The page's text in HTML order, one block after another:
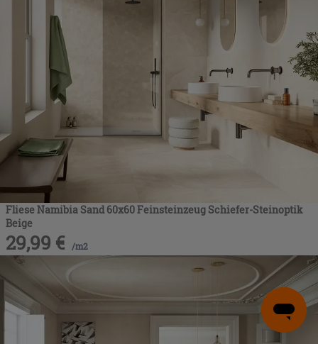
Fliese Namibia Sand 60x60 Feinsteinzeug Schiefer-Steinoptik
Beige
29,99 € /m2